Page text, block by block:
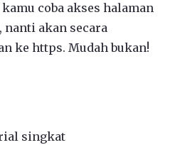
coba akses halaman
akan secara
ke https. Mudah bukan!
singkat